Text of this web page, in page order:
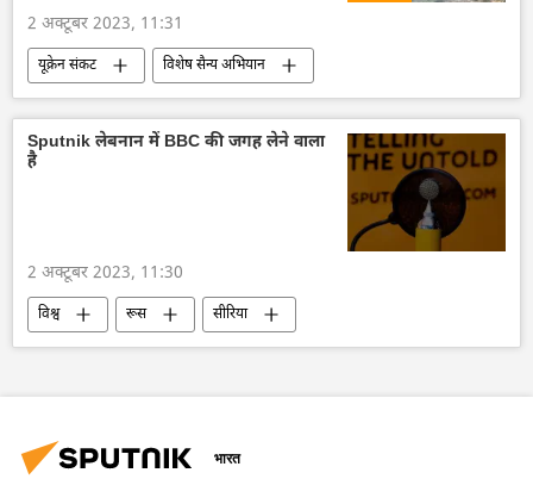
2 अक्टूबर 2023, 11:31
यूक्रेन संकट
विशेष सैन्य अभियान
तकनीकी विकास
रूस
रूसी सैन्य तकनीक
रूसी सेना
यूक्रेन का जवाबी हमला
यूक्रेन
Sputnik लेबनान में BBC की जगह लेने वाला
है
2 अक्टूबर 2023, 11:30
विश्व रूस
सीरिया
सामाजिक मीडिया
रूसी पत्रकार
मास्को
भारत